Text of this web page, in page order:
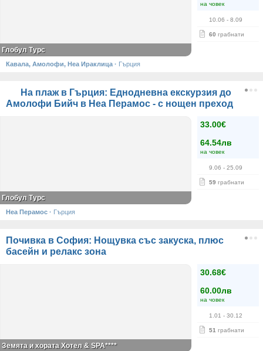
на човек
10.06 - 8.09
60 грабнати
Глобул Турс
Кавала, Амолофи, Неа Ираклица · Гърция
На плаж в Гърция: Еднодневна екскурзия до
Амолофи Бийч в Неа Перамос - с нощен преход
33.00€
64.54лв
на човек
9.06 - 25.09
59 грабнати
Глобул Турс
Неа Перамос · Гърция
Почивка в София: Нощувка със закуска, плюс
басейн и релакс зона
30.68€
60.00лв
на човек
1.01 - 30.12
51 грабнати
Земята и хората Хотел & SPA****